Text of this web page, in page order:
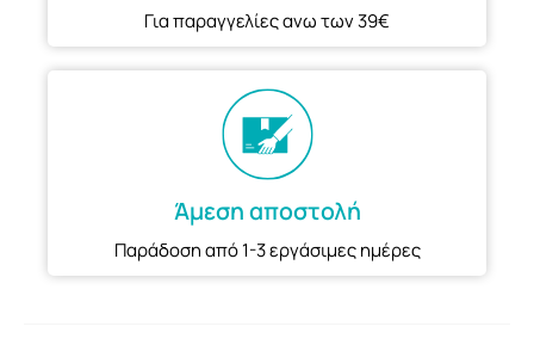
Για παραγγελίες ανω των 39€
Άμεση αποστολή
Παράδοση από 1-3 εργάσιμες ημέρες